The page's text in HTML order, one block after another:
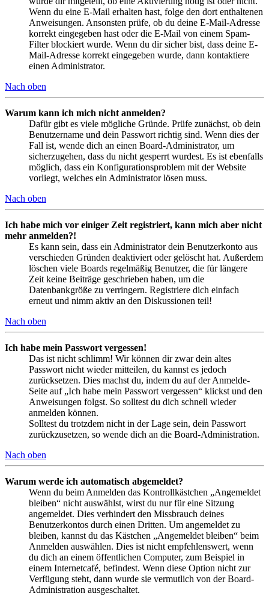
Wenn du eine E-Mail erhalten hast, folge den dort enthaltenen
Anweisungen. Ansonsten prüfe, ob du deine E-Mail-Adresse
korrekt eingegeben hast oder die E-Mail von einem Spam-
Filter blockiert wurde. Wenn du dir sicher bist, dass deine E-
Mail-Adresse korrekt eingegeben wurde, dann kontaktiere
einen Administrator.
Nach oben
Warum kann ich mich nicht anmelden?
Dafür gibt es viele mögliche Gründe. Prüfe zunächst, ob dein
Benutzername und dein Passwort richtig sind. Wenn dies der
Fall ist, wende dich an einen Board-Administrator, um
sicherzugehen, dass du nicht gesperrt wurdest. Es ist ebenfalls
möglich, dass ein Konfigurationsproblem mit der Website
vorliegt, welches ein Administrator lösen muss.
Nach oben
Ich habe mich vor einiger Zeit registriert, kann mich aber nicht
mehr anmelden?!
Es kann sein, dass ein Administrator dein Benutzerkonto aus
verschieden Gründen deaktiviert oder gelöscht hat. Außerdem
löschen viele Boards regelmäßig Benutzer, die für längere
Zeit keine Beiträge geschrieben haben, um die
Datenbankgröße zu verringern. Registriere dich einfach
erneut und nimm aktiv an den Diskussionen teil!
Nach oben
Ich habe mein Passwort vergessen!
Das ist nicht schlimm! Wir können dir zwar dein altes
Passwort nicht wieder mitteilen, du kannst es jedoch
zurücksetzen. Dies machst du, indem du auf der Anmelde-
Seite auf „Ich habe mein Passwort vergessen“ klickst und den
Anweisungen folgst. So solltest du dich schnell wieder
anmelden können.
Solltest du trotzdem nicht in der Lage sein, dein Passwort
zurückzusetzen, so wende dich an die Board-Administration.
Nach oben
Warum werde ich automatisch abgemeldet?
Wenn du beim Anmelden das Kontrollkästchen „Angemeldet
bleiben“ nicht auswählst, wirst du nur für eine Sitzung
angemeldet. Dies verhindert den Missbrauch deines
Benutzerkontos durch einen Dritten. Um angemeldet zu
bleiben, kannst du das Kästchen „Angemeldet bleiben“ beim
Anmelden auswählen. Dies ist nicht empfehlenswert, wenn
du dich an einem öffentlichen Computer, zum Beispiel in
einem Internetcafé, befindest. Wenn diese Option nicht zur
Verfügung steht, dann wurde sie vermutlich von der Board-
Administration ausgeschaltet.